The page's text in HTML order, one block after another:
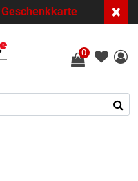
Geschenkkarte ×
0